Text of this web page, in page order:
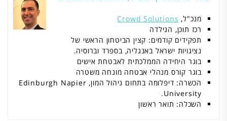
מנכ"ל, Crowd Solutions
רכז תוכן, הגילדה
תפקידים קודמים: קצין הביטחון הראשי של
נציגויות ישראל באנגליה, בספרד וברוסיה.
בוגר היחידה הממלכתית לאבטחת אישים
בוגר קורס מנהלי אבטחה מונחה משטרה
הכשרה: דיפלומה בתחום ניהול המון, Edinburgh Napier
University.
השכלה: תואר ראשון